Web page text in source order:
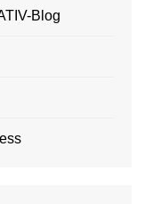
Blog